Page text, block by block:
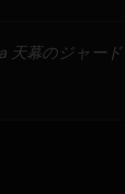
天幕のジャー